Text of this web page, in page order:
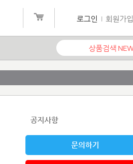
로그인 | 회원가입
공지사항
문의하기